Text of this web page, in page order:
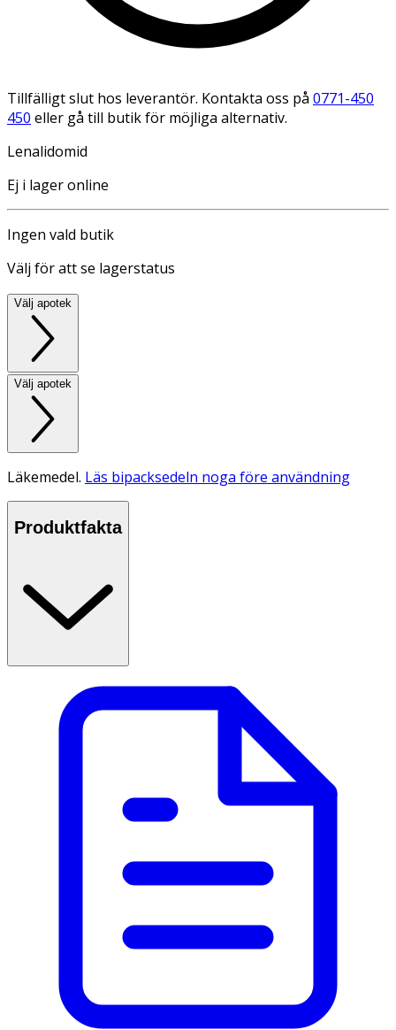
Tillfälligt slut hos leverantör. Kontakta oss på 0771-450
450 eller gå till butik för möjliga alternativ.
Lenalidomid
Ej i lager online
Ingen vald butik
Välj för att se lagerstatus
Välj apotek
Välj apotek
Läkemedel. Läs bipacksedeln noga före användning
Produktfakta